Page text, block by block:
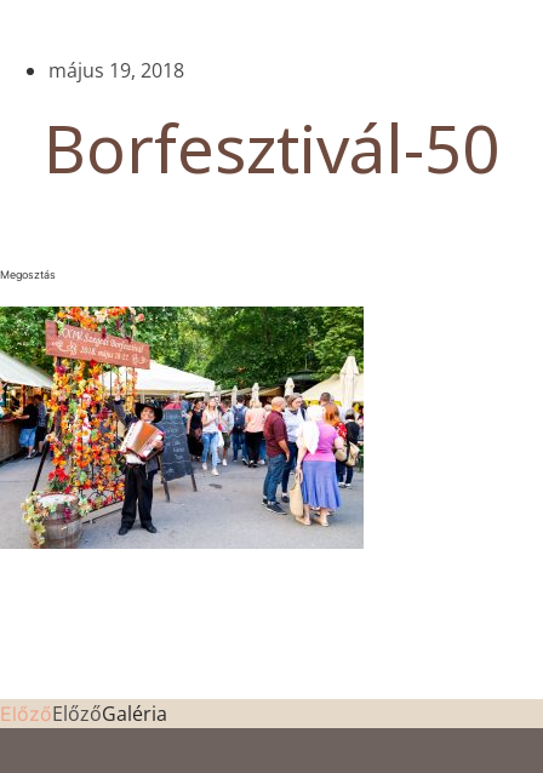
május 19, 2018
Borfesztivál-50
Megosztás
ElőzőElőzőGaléria